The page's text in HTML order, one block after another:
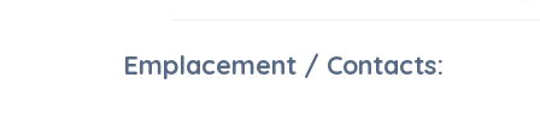
Emplacement / Contacts: